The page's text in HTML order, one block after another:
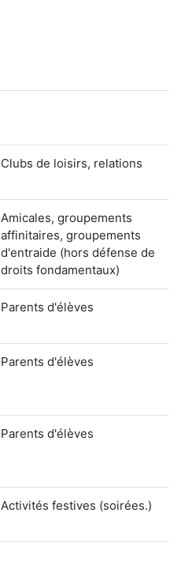
Clubs de loisirs, relations
Amicales, groupements
affinitaires, groupements
d'entraide (hors défense de
droits fondamentaux)
Parents d'élèves
Parents d'élèves
Parents d'élèves
Activités festives (soirées.)